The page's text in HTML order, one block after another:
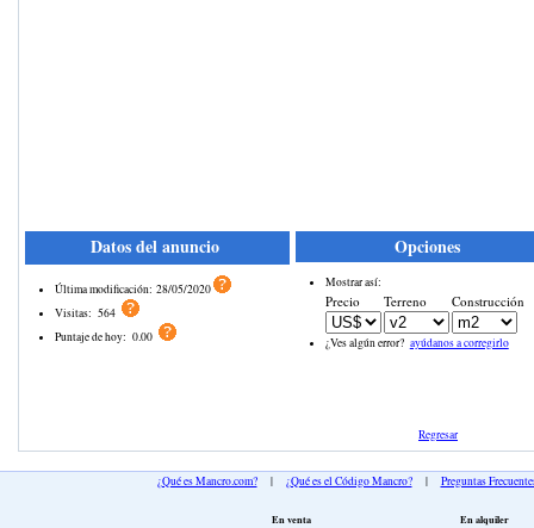
Datos del anuncio
Última modificación: 28/05/2020
Visitas: 564
Puntaje de hoy: 0.00
Opciones
Mostrar así:
Precio Terreno Construcción
¿Ves algún error? ayúdanos a corregirlo
Regresar
¿Qué es Mancro.com?| ¿Qué es el Código Mancro?| Preguntas
En venta En alquiler